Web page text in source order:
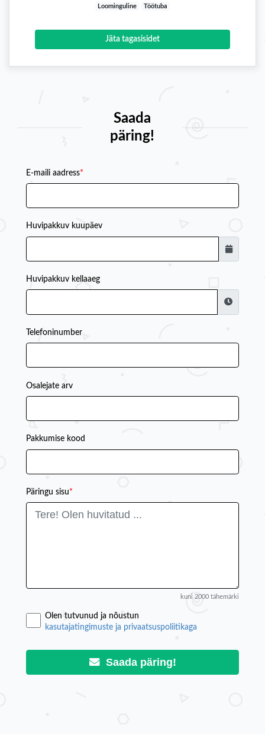
Loominguline Töötuba
Jäta tagasisidet
Saada
päring!
E-maili aadress*
Huvipakkuv kuupäev
Huvipakkuv kellaaeg
Telefoninumber
Osalejate arv
Pakkumise kood
Päringu sisu*
kuni 2000 tähemärki
Olen tutvunud ja nõustun
kasutajatingimuste ja privaatsuspoliitikaga
Saada päring!